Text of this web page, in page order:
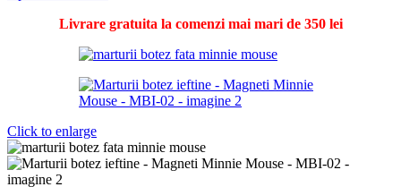
Livrare gratuita la comenzi mai mari de 350 lei
Click to enlarge